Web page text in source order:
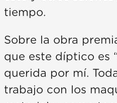
tiempo.
Sobre la obra
que este díptico es
querida por mí.
trabajo con los